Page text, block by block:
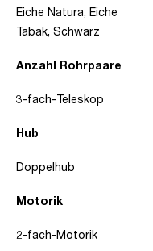
Anzahl Rohrpaare
Hub
Motorik
Eiche Natura, Eiche
Tabak, Schwarz
3-fach-Teleskop
Doppelhub
2-fach-Motorik